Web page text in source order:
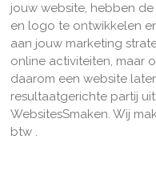
jouw website, hebben
en logo te ontwikkelen
aan jouw marketing
online activiteiten, maar
daarom een website
resultaatgerichte partij
WebsitesSmaken. Wij
btw .